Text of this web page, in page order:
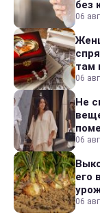
без
06
там
06
Не
06
его
06